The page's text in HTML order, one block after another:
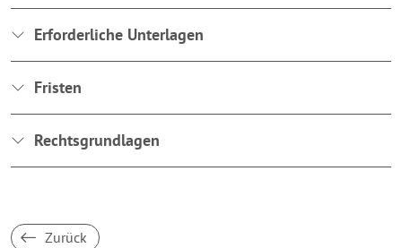
Erforderliche Unterlagen
Fristen
Rechtsgrundlagen
Zurück